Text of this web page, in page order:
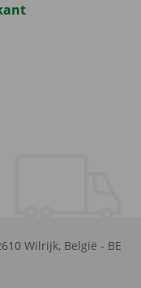
Wilrijk, België - BE